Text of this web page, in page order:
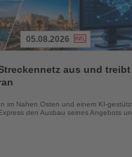
05.08.2026
aus und treibt
im Nahen Osten und einem KI-
den Ausbau seines Angebots